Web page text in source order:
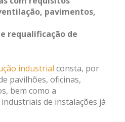
pavimentos,
requalificação de
industrial consta, por
pavilhões, oficinas,
bem como a
de instalações já